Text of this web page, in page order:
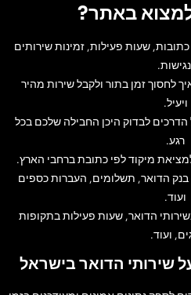
באתר?
שעות פעילות, זמינות שירותים
לחסוך זמן בתור ולקבל שירות מהיר
ויעיל.
הדרכים לבדוק היכן החבילה שלכם בכל
רגע.
מיקוד לפי כתובת ברחבי הארץ.
בנק הדואר, תשלומים, העברות כספים
ועוד.
הדואר, שעות פעילות בתקופות
ועוד.
שירותי הדואר בישראל